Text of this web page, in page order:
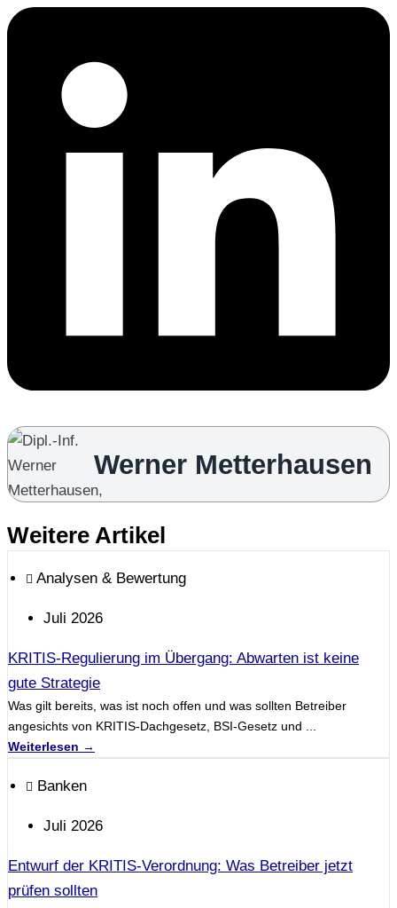
Werner Metterhausen
Weitere Artikel
Analysen & Bewertung
Juli 2026
KRITIS-Regulierung im Übergang: Abwarten ist keine
gute Strategie
Was gilt bereits, was ist noch offen und was sollten Betreiber
angesichts von KRITIS-Dachgesetz, BSI-Gesetz und ...
Weiterlesen →
Banken
Juli 2026
Entwurf der KRITIS-Verordnung: Was Betreiber jetzt
prüfen sollten